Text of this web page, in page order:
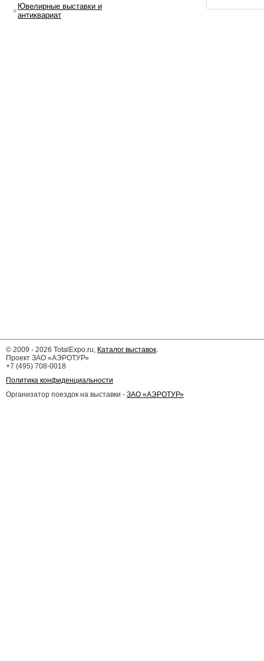
Ювелирные выставки и
антиквариат
© 2009 - 2026 TotalExpo.ru, Каталог выставок.
Проект ЗАО «АЭРОТУР»
+7 (495) 708-0018
Политика конфиденциальности
Организатор поездок на выставки - ЗАО «АЭРОТУР»